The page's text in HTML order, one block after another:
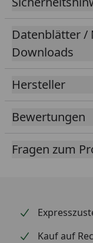
Ausgewogene
Für die
Aus
Nicht für die
Anwendung
Datenblätter /
Downloads
Hersteller
Bewertungen
Fragen zum
Kauf auf